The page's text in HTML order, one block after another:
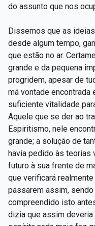
do assunto que nos
Dissemos que as
desde algum tempo,
que estão no ar.
grande e da pequena
progridem, apesar de
má vontade
suficiente vitalidade
Aquele que se der ao
Espiritismo, nele
grande; a solução de
havia pedido às teorias
futuro à sua frente de
que verificará
passarem assim,
compreendido isto
dizia que assim